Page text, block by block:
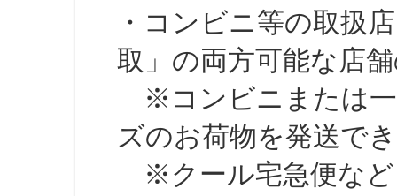
・コンビニ等の取扱
取」の両方可能な店
※コンビニまたは一
ズのお荷物を発送で
※クール宅急便など